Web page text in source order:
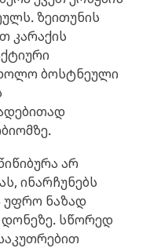
ზეითუნის
კარაქის
ხოლო ბოსტნეული
არ
ინარჩუნებს
უფრო ნაზად
სწორედ